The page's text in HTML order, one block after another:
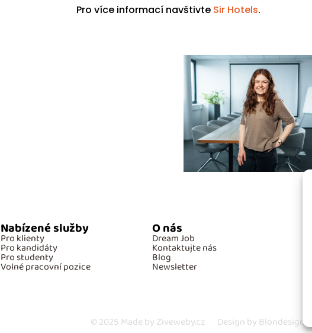
Pro více informací navštivte Sir Hotels.
Nabízené služby
Pro klienty
Pro kandidáty
Pro studenty
Volné pracovní pozice
O nás
Dream Job
Kontaktujte nás
Blog
Newsletter
© 2025 Made by Ziveweby.cz Design by Blondesign.cz